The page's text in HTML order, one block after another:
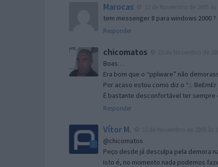
Marocas
tem messenger 8 para windows 2000
Responder
chicomatos
Boas…
Era bom que o “pplware” não
Por acaso estou como diz o “.:.
É bastante desconfortável ter sempre
Responder
Vítor M.
@chicomatos
Peço desde já desculpa pela demora
Isto é, no momento nada podemos